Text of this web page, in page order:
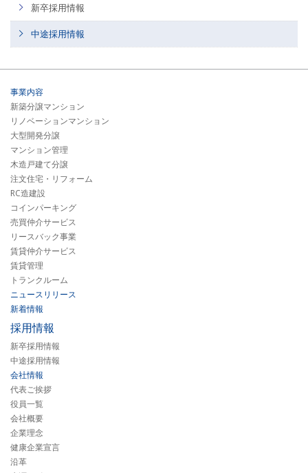
新卒採用情報
中途採用情報
事業内容
新築分譲マンション
リノベーションマンション
大型開発分譲
マンション管理
木造戸建て分譲
注文住宅・リフォーム
RC造建設
コインパーキング
売買仲介サービス
リースバック事業
賃貸仲介サービス
賃貸管理
トランクルーム
ニュースリリース
新着情報
採用情報
新卒採用情報
中途採用情報
会社情報
代表ご挨拶
役員一覧
会社概要
企業理念
健康企業宣言
沿革